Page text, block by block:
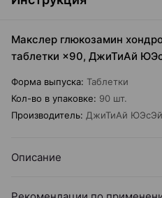
Макслер глюкозамин
таблетки ×90, ДжиТиАй
Форма выпуска: Таблетки
Кол-во в упаковке: 90 шт.
Производитель: ДжиТиАй ЮЭсЭй
Описание